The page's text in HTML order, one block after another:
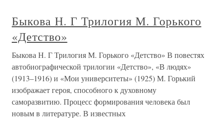
Быкова Н. Г Трилогия М. Горького
«Детство»
Быкова Н. Г Трилогия М. Горького «Детство» В повестях
автобиографической трилогии «Детство», «В людях»
(1913–1916) и «Мои университеты» (1925) М. Горький
изображает героя, способного к духовному
саморазвитию. Процесс формирования человека был
новым в литературе. В известных